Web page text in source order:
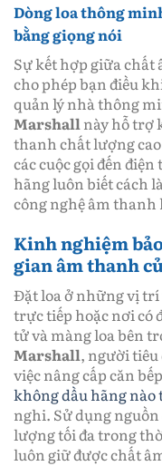
Dòng loa thông
bằng giọng nói
Sự kết hợp giữa chất
cho phép bạn điều
quản lý nhà thông
Marshallnày hỗ trợ
thanh chất lượng
các cuộc gọi đến
hãng luôn biết cách
công nghệ âm thanh
Kinh nghiệm
gian âm thanh
Đặt loa ở những vị
trực tiếp hoặc nơi có
tử và màng loa bên
Marshall, người
việc nâng cấp căn
không dầu hãng nào
nghi. Sử dụng
lượng tối đa trong
luôn giữ được chất